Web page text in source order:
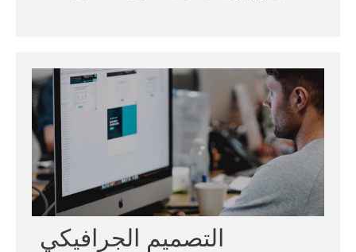
التصميم الجرافيكي